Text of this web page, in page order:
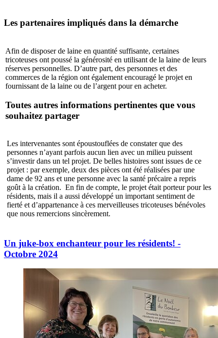
Les partenaires impliqués dans la démarche
Afin de disposer de laine en quantité suffisante, certaines
tricoteuses ont poussé la générosité en utilisant de la laine de leurs
réserves personnelles. D’autre part, des personnes et des
commerces de la région ont également encouragé le projet en
fournissant de la laine ou de l’argent pour en acheter.
Toutes autres informations pertinentes que vous
souhaitez partager
Les intervenantes sont époustouflées de constater que des
personnes n’ayant parfois aucun lien avec un milieu puissent
s’investir dans un tel projet. De belles histoires sont issues de ce
projet : par exemple, deux des pièces ont été réalisées par une
dame de 92 ans et une personne avec la santé précaire a repris
goût à la création. En fin de compte, le projet était porteur pour les
résidents, mais il a aussi développé un important sentiment de
fierté et d’appartenance à ces merveilleuses tricoteuses bénévoles
que nous remercions sincèrement.
Un juke-box enchanteur pour les résidents! -
Octobre 2024